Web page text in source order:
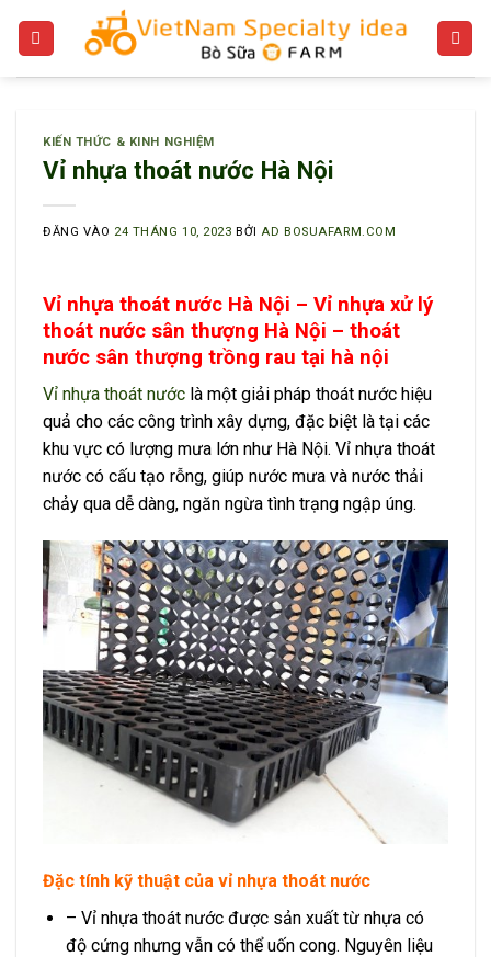
KIẾN THỨC & KINH NGHIỆM
Vỉ nhựa thoát nước Hà Nội
ĐĂNG VÀO 24 THÁNG 10, 2023 BỞI AD BOSUAFARM.COM
Vỉ nhựa thoát nước Hà Nội – Vỉ nhựa xử lý
thoát nước sân thượng Hà Nội – thoát
nước sân thượng trồng rau tại hà nội
Vỉ nhựa thoát nước là một giải pháp thoát nước hiệu
quả cho các công trình xây dựng, đặc biệt là tại các
khu vực có lượng mưa lớn như Hà Nội. Vỉ nhựa thoát
nước có cấu tạo rỗng, giúp nước mưa và nước thải
chảy qua dễ dàng, ngăn ngừa tình trạng ngập úng.
Đặc tính kỹ thuật của vỉ nhựa thoát nước
– Vỉ nhựa thoát nước được sản xuất từ nhựa có
độ cứng nhưng vẫn có thể uốn cong. Nguyên liệu